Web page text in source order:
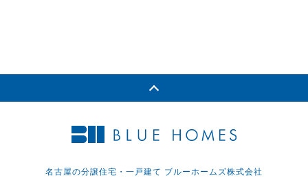
名古屋の分譲住宅・一戸建て ブルーホームズ株式会社